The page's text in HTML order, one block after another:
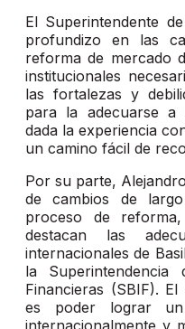
El Superintendente
profundizo en las
reforma de mercado
institucionales
las fortalezas y
para la adecuarse a
dada la experiencia
un camino fácil de
Por su parte,
de cambios de
proceso de
destacan las
internacionales de
la Superintendencia
Financieras (SBIF).
es poder lograr un